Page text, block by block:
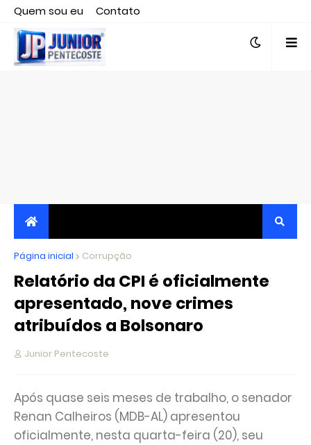
Quem sou eu
Contato
Editor responsável, jornalista Clovis Almeida.
JORNALISMO INDEPENDENTE, TRANSPARENTE E
CRÍTICO
Página inicial Corrupção
Relatório da CPI é oficialmente
apresentado, nove crimes
atribuídos a Bolsonaro
Junior Pentecoste
Após quase seis meses de trabalho, o senador
Renan Calheiros (MDB-AL) apresentou
oficialmente, nesta quarta-feira (20), seu